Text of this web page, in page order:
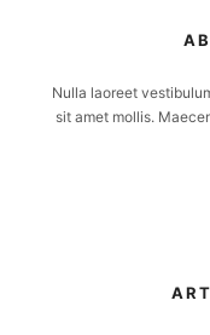
Nulla laoreet
sit amet mollis.